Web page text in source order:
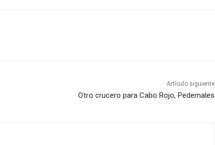
Artículo siguiente
Otro crucero para Cabo Rojo, Pedernales